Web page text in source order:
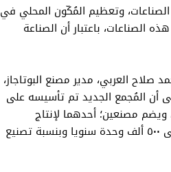
وتعظيم المُكّون المحلي في
الصناعات، باعتبار أن الصناعة
العربي، مدير مصنع البوتاجاز،
أن المُجمع الجديد تم تأسيسه على
ما يقرب من ٢٠٠٠ فرصة عمل، ويضم مصنعين؛ أحدهما لإنتاج
بوتاجازات “لاجيرمانيا” الإيطالية بطاقة إنتاجية تصل إلى ٥٠٠ ألف وحدة سنويا وبنسبة تصنيع